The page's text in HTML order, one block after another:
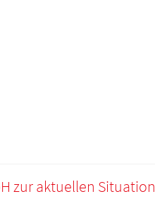
zur aktuellen Situation